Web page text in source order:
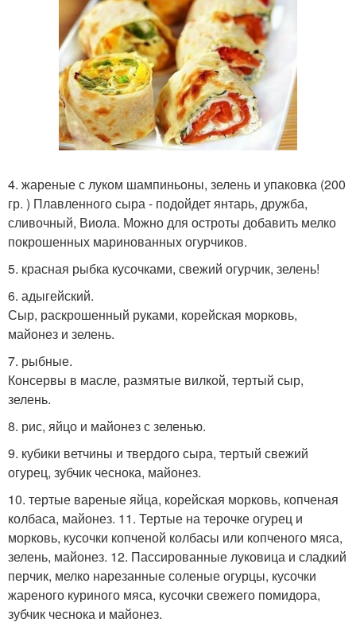
4. жареные с луком шампиньоны, зелень и упаковка (200
гр. ) Плавленного сыра - подойдет янтарь, дружба,
сливочный, Виола. Можно для остроты добавить мелко
покрошенных маринованных огурчиков.
5. красная рыбка кусочками, свежий огурчик, зелень!
6. адыгейский.
Сыр, раскрошенный руками, корейская морковь,
майонез и зелень.
7. рыбные.
Консервы в масле, размятые вилкой, тертый сыр,
зелень.
8. рис, яйцо и майонез с зеленью.
9. кубики ветчины и твердого сыра, тертый свежий
огурец, зубчик чеснока, майонез.
10. тертые вареные яйца, корейская морковь, копченая
колбаса, майонез. 11. Тертые на терочке огурец и
морковь, кусочки копченой колбасы или копченого мяса,
зелень, майонез. 12. Пассированные луковица и сладкий
перчик, мелко нарезанные соленые огурцы, кусочки
жареного куриного мяса, кусочки свежего помидора,
зубчик чеснока и майонез.